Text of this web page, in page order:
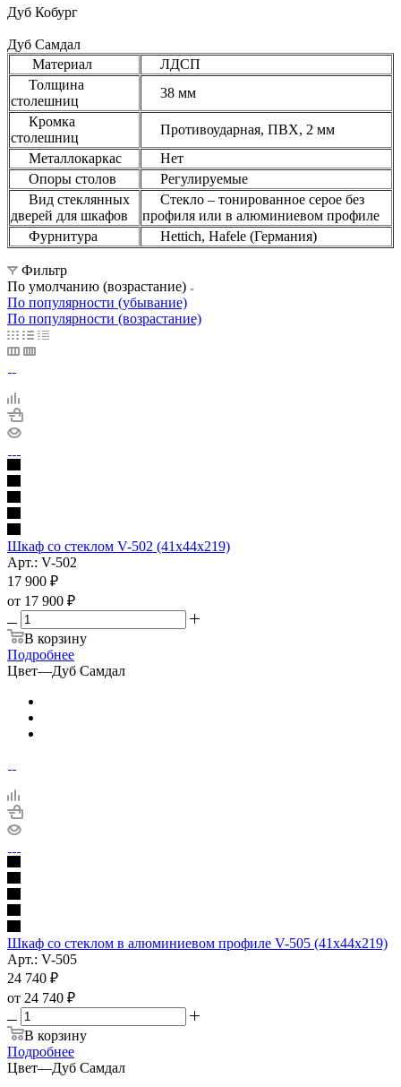
Дуб Кобург
Дуб Самдал
Материал
ЛДСП
Толщина
столешниц
38 мм
Кромка
столешниц
Противоударная, ПВХ, 2 мм
Металлокаркас
Нет
Опоры столов
Регулируемые
Вид стеклянных
дверей для шкафов
Стекло – тонированное серое без
профиля или в алюминиевом профиле
Фурнитура
Hettich, Hafele (Германия)
Фильтр
По умолчанию (возрастание)
По популярности (убывание)
По популярности (возрастание)
Шкаф со стеклом V-502 (41x44x219)
Арт.: V-502
17 900 ₽
от 17 900 ₽
В корзину
Подробнее
Цвет—Дуб Самдал
Шкаф со стеклом в алюминиевом профиле V-505 (41x44x219)
Арт.: V-505
24 740 ₽
от 24 740 ₽
В корзину
Подробнее
Цвет—Дуб Самдал